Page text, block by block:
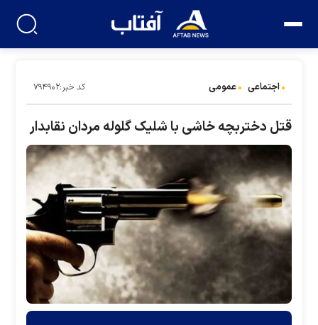
اجتماعی عمومی کد خبر:۷۹۴۹۰۲
قتل دختربچه خاشی با شلیک گلوله مردان نقابدار